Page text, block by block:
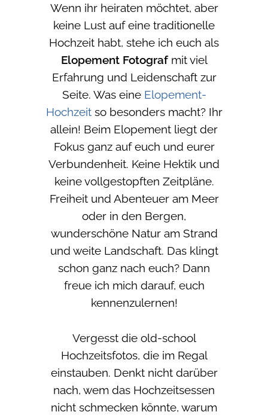
Wenn ihr heiraten möchtet, aber
keine Lust auf eine traditionelle
Hochzeit habt, stehe ich euch als
Elopement Fotografmit viel
Erfahrung und Leidenschaft zur
Seite. Was eine Elopement-
Hochzeitso besonders macht? Ihr
allein! Beim Elopement liegt der
Fokus ganz auf euch und eurer
Verbundenheit. Keine Hektik und
keine vollgestopften Zeitpläne.
Freiheit und Abenteuer am Meer
oder in den Bergen,
wunderschöne Natur am Strand
und weite Landschaft. Das klingt
schon ganz nach euch? Dann
freue ich mich darauf, euch
kennenzulernen!
Vergesst die old-school
Hochzeitsfotos, die im Regal
einstauben. Denkt nicht darüber
nach, wem das Hochzeitsessen
nicht schmecken könnte, warum